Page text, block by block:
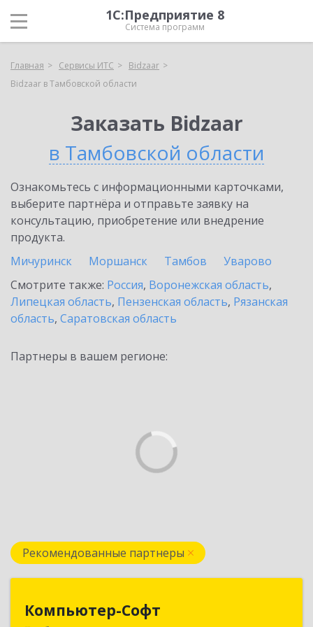
1С:Предприятие 8
Система программ
Главная Сервисы ИТС
Bidzaar
Bidzaar в Тамбовской области
Заказать Bidzaar
в Тамбовской области
Ознакомьтесь с информационными карточками,
выберите партнёра и отправьте заявку на
консультацию, приобретение или внедрение
продукта.
Мичуринск
Моршанск Тамбов
Уварово
Смотрите также: Россия, Воронежская область,
Липецкая область, Пензенская область, Рязанская
область, Саратовская область
Партнеры в вашем регионе:
Рекомендованные партнеры
Компьютер-Софт